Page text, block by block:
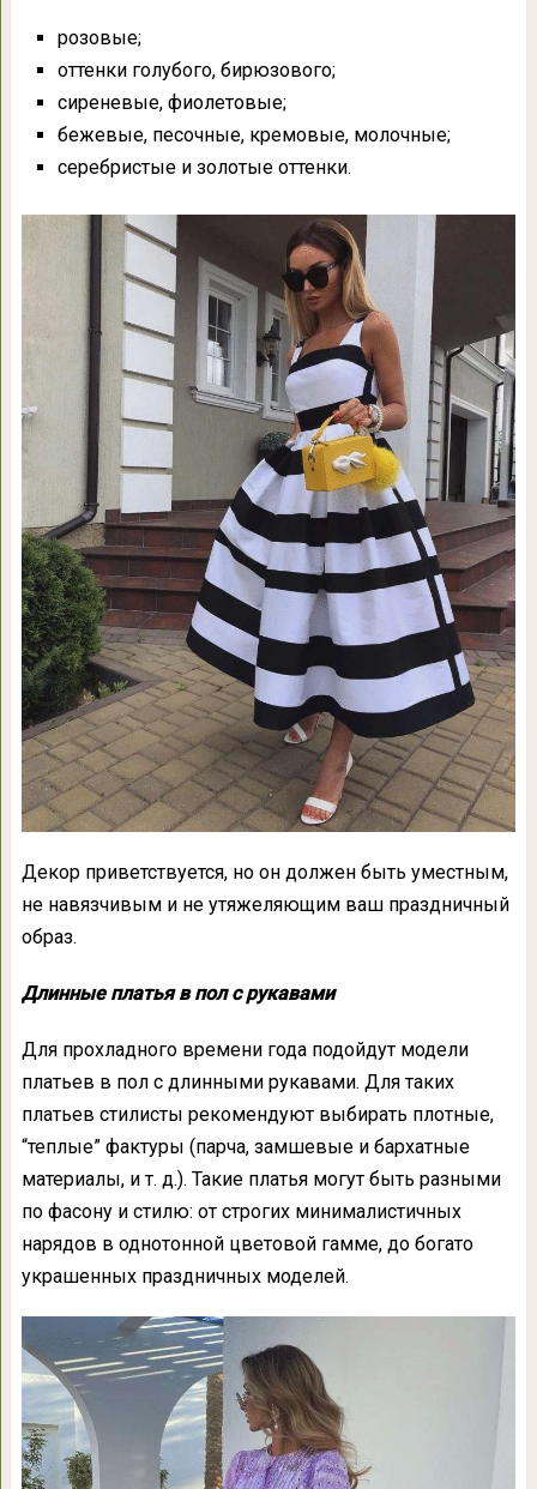
розовые;
оттенки голубого, бирюзового;
сиреневые, фиолетовые;
бежевые, песочные, кремовые, молочные;
серебристые и золотые оттенки.
Декор приветствуется, но он должен быть уместным,
не навязчивым и не утяжеляющим ваш праздничный
образ.
Длинные платья в пол с рукавами
Для прохладного времени года подойдут модели
платьев в пол с длинными рукавами. Для таких
платьев стилисты рекомендуют выбирать плотные,
“теплые” фактуры (парча, замшевые и бархатные
материалы, и т. д.). Такие платья могут быть разными
по фасону и стилю: от строгих минималистичных
нарядов в однотонной цветовой гамме, до богато
украшенных праздничных моделей.